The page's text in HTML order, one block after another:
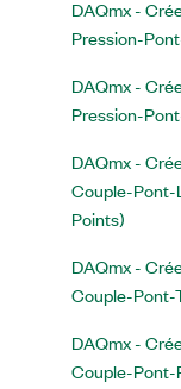
DAQmx -
Pression-
DAQmx -
Pression-
DAQmx -
Couple-Pont-
Points)
DAQmx -
Couple-Pont-
DAQmx -
Couple-Pont-